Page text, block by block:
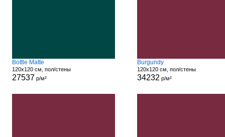
Bottle Matte
120x120 см, пол/стены
27537 р/м²
Burgundy
120x120 см, пол/стены
34232 р/м²